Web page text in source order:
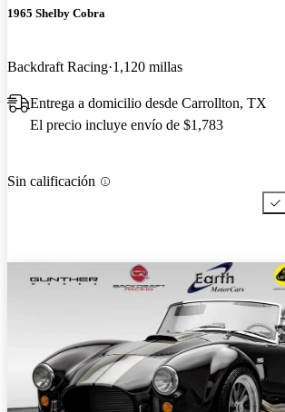
1965 Shelby Cobra
Backdraft Racing 1,120 millas
Entrega a domicilio desde Carrollton, TX
El precio incluye envío de $1,783
Sin calificación